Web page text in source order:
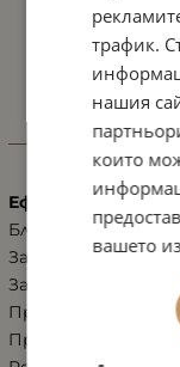
Ефект
Блясък,
Зачервяване от
Защита от
Против купероза
Против розацея
трафик.
нашия
които
вашето